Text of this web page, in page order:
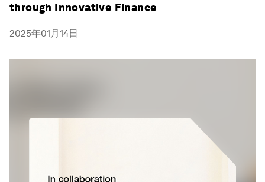
through Innovative Finance
2025年01月14日